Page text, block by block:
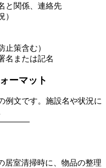
と関係、連絡先
）
止策含む）
名または記名
ーマット
例文です。施設名や状況に
居室清掃時に、物品の整理